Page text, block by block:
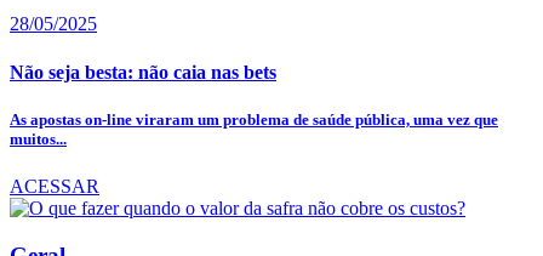
28/05/2025
Não seja besta: não caia nas bets
As apostas on-line viraram um problema de saúde pública, uma vez que
muitos...
ACESSAR